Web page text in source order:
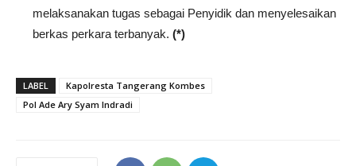
melaksanakan tugas sebagai Penyidik dan menyelesaikan
berkas perkara terbanyak. (*)
LABEL
Kapolresta Tangerang Kombes
Pol Ade Ary Syam Indradi